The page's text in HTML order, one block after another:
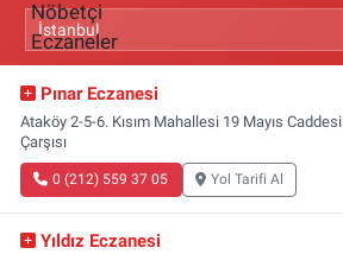
Pınar Eczanesi
Ataköy 2-5-6. Kısım Mahallesi 19 Mayıs
Çarşısı
0 (212) 559 37 05 Yol Tarifi Al
Yıldız Eczanesi